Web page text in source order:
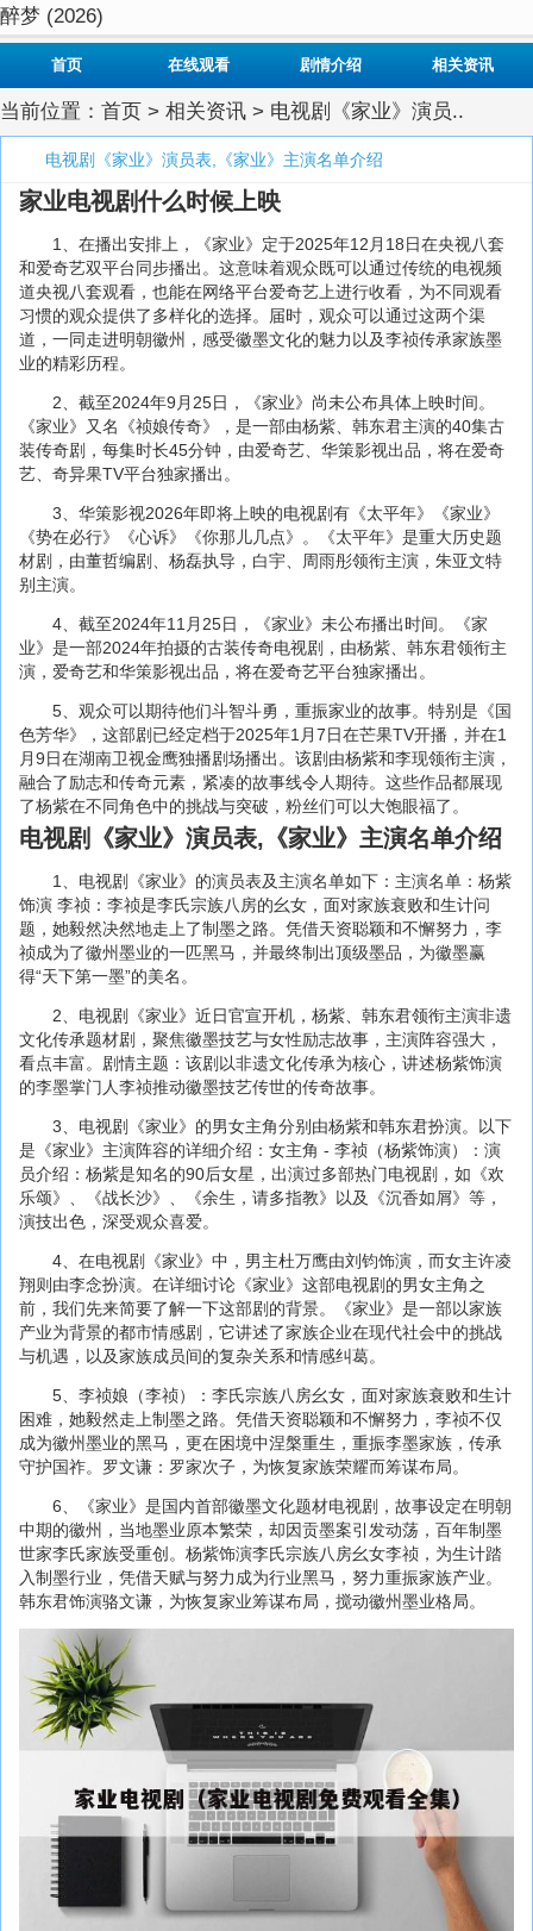
醉梦 (2026)
首页 在线观看 剧情介绍 相关资讯
当前位置： 首页 > 相关资讯 > 电视剧《家业》演员..
电视剧《家业》演员表,《家业》主演名单介绍
家业电视剧什么时候上映
1、在播出安排上，《家业》定于2025年12月18日在央视八套
和爱奇艺双平台同步播出。这意味着观众既可以通过传统的电视频
道央视八套观看，也能在网络平台爱奇艺上进行收看，为不同观看
习惯的观众提供了多样化的选择。届时，观众可以通过这两个渠
道，一同走进明朝徽州，感受徽墨文化的魅力以及李祯传承家族墨
业的精彩历程。
2、截至2024年9月25日，《家业》尚未公布具体上映时间。
《家业》又名《祯娘传奇》，是一部由杨紫、韩东君主演的40集古
装传奇剧，每集时长45分钟，由爱奇艺、华策影视出品，将在爱奇
艺、奇异果TV平台独家播出。
3、华策影视2026年即将上映的电视剧有《太平年》《家业》
《势在必行》《心诉》《你那儿几点》。《太平年》是重大历史题
材剧，由董哲编剧、杨磊执导，白宇、周雨彤领衔主演，朱亚文特
别主演。
4、截至2024年11月25日，《家业》未公布播出时间。《家
业》是一部2024年拍摄的古装传奇电视剧，由杨紫、韩东君领衔主
演，爱奇艺和华策影视出品，将在爱奇艺平台独家播出。
5、观众可以期待他们斗智斗勇，重振家业的故事。特别是《国
色芳华》，这部剧已经定档于2025年1月7日在芒果TV开播，并在1
月9日在湖南卫视金鹰独播剧场播出。该剧由杨紫和李现领衔主演，
融合了励志和传奇元素，紧凑的故事线令人期待。这些作品都展现
了杨紫在不同角色中的挑战与突破，粉丝们可以大饱眼福了。
电视剧《家业》演员表,《家业》主演名单介绍
1、电视剧《家业》的演员表及主演名单如下：主演名单：杨紫
饰演 李祯：李祯是李氏宗族八房的幺女，面对家族衰败和生计问
题，她毅然决然地走上了制墨之路。凭借天资聪颖和不懈努力，李
祯成为了徽州墨业的一匹黑马，并最终制出顶级墨品，为徽墨赢
得“天下第一墨”的美名。
2、电视剧《家业》近日官宣开机，杨紫、韩东君领衔主演非遗
文化传承题材剧，聚焦徽墨技艺与女性励志故事，主演阵容强大，
看点丰富。剧情主题：该剧以非遗文化传承为核心，讲述杨紫饰演
的李墨掌门人李祯推动徽墨技艺传世的传奇故事。
3、电视剧《家业》的男女主角分别由杨紫和韩东君扮演。以下
是《家业》主演阵容的详细介绍：女主角 - 李祯（杨紫饰演）：演
员介绍：杨紫是知名的90后女星，出演过多部热门电视剧，如《欢
乐颂》、《战长沙》、《余生，请多指教》以及《沉香如屑》等，
演技出色，深受观众喜爱。
4、在电视剧《家业》中，男主杜万鹰由刘钧饰演，而女主许凌
翔则由李念扮演。在详细讨论《家业》这部电视剧的男女主角之
前，我们先来简要了解一下这部剧的背景。《家业》是一部以家族
产业为背景的都市情感剧，它讲述了家族企业在现代社会中的挑战
与机遇，以及家族成员间的复杂关系和情感纠葛。
5、李祯娘（李祯）：李氏宗族八房幺女，面对家族衰败和生计
困难，她毅然走上制墨之路。凭借天资聪颖和不懈努力，李祯不仅
成为徽州墨业的黑马，更在困境中涅槃重生，重振李墨家族，传承
守护国祚。罗文谦：罗家次子，为恢复家族荣耀而筹谋布局。
6、《家业》是国内首部徽墨文化题材电视剧，故事设定在明朝
中期的徽州，当地墨业原本繁荣，却因贡墨案引发动荡，百年制墨
世家李氏家族受重创。杨紫饰演李氏宗族八房幺女李祯，为生计踏
入制墨行业，凭借天赋与努力成为行业黑马，努力重振家族产业。
韩东君饰演骆文谦，为恢复家业筹谋布局，搅动徽州墨业格局。